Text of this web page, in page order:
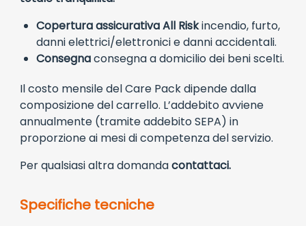
Copertura assicurativa All Riskincendio, furto,
danni elettrici/elettronici e danni accidentali.
Consegnaconsegna a domicilio dei beni scelti.
Il costo mensile del Care Pack dipende dalla
composizione del carrello. L’addebito avviene
annualmente (tramite addebito SEPA) in
proporzione ai mesi di competenza del servizio.
Per qualsiasi altra domandacontattaci.
Specifiche tecniche